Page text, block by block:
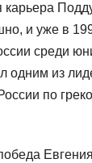
и уже в
среди
одним из
по
Евгения